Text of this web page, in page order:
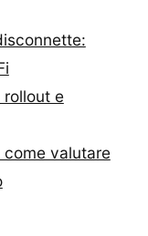
rollout e
valutare